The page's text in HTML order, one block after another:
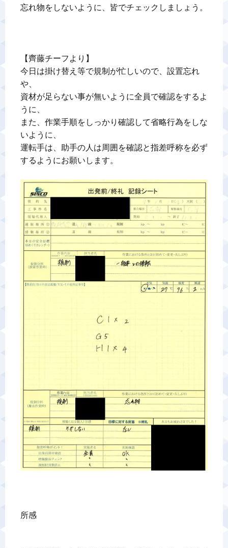
忘れ物をしないように、皆でチェックしましょう。
【齊藤チーフより】
今日は掛け替え等で規制が忙しいので、設置忘れ
や、
資材が足らない事が無いように全員で確認をするよ
うに、
また、作業手順をしっかり確認して省略行為をしな
いように、
運転手は、助手の人は周囲を確認と指差呼称を必ず
するようにお願いします。
所感